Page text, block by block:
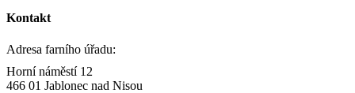
Kontakt
Adresa farního úřadu:
Horní náměstí 12
466 01 Jablonec nad Nisou